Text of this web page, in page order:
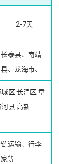
2-7天
泰县、南靖
、龙海市、
城区 长清区 章
河县高新
运输、行李
等